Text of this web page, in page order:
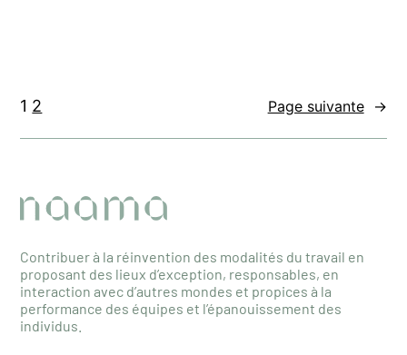
1 2 Page suivante →
Contribuer à la réinvention des modalités du travail en
proposant des lieux d’exception, responsables, en
interaction avec d’autres mondes et propices à la
performance des équipes et l’épanouissement des
individus.